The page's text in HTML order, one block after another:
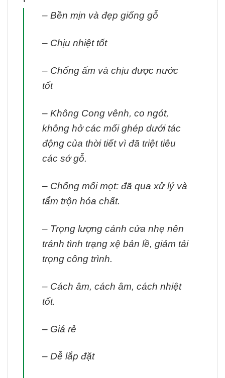
– Bền mịn và đẹp giống gỗ
– Chịu nhiệt tốt
– Chống ẩm và chịu được nước
tốt
– Không Cong vênh, co ngót,
không hở các mối ghép dưới tác
động của thời tiết vì đã triệt tiêu
các sớ gỗ.
– Chống mối mọt: đã qua xử lý và
tẩm trộn hóa chất.
– Trọng lượng cánh cửa nhẹ nên
tránh tình trạng xệ bản lề, giảm tải
trọng công trình.
– Cách âm, cách âm, cách nhiệt
tốt.
– Giá rẻ
– Dễ lắp đặt